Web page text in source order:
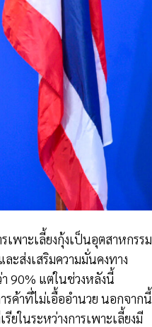
เพาะเลี้ยงกุ้งเป็นอุตสาหกรรม
ส่งเสริมความมั่นคงทาง
90% แต่ในช่วงหลังนี้
รค้าที่ไม่เอื้ออำนวย นอกจากนี้
ในระหว่างการเพาะเลี้ยงมี